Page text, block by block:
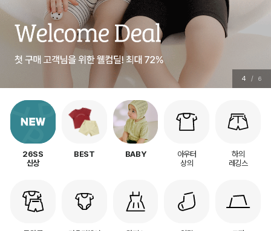
5 / 6
26SS
신상
BEST BABY
아우터
상의
하의
레깅스